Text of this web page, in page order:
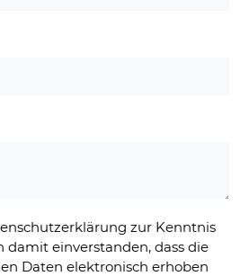
zur Kenntnis
einverstanden, dass die
Daten elektronisch erhoben